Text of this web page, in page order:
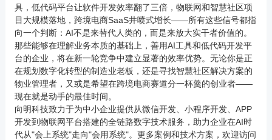
具，低代码平台让软件开发效率翻了三倍，物联网和智慧社区项
目大规模落地，跨境电商SaaS井喷式增长——所有这些信号都指
向一个判断：AI不是来替代人类的，而是来放大实干者价值的。
那些能够在理解业务本质的基础上，善用AI工具和低代码开发平
台的企业，将在新一轮竞争中建立显著的效率优势。无论你是正
在规划数字化转型的制造业老板，还是寻找智慧社区解决方案的
物业管理者，又或是希望在跨境电商赛道分一杯羹的创业者——
现在就是动手的最佳时间。
向明科技致力于为中小企业提供从微信开发、小程序开发、 APP
开发到物联网平台搭建的全链路数字技术服务，助力企业在AI时
代从"会上系统"走向"会用系统"。更多案例和技术方案，欢迎访问